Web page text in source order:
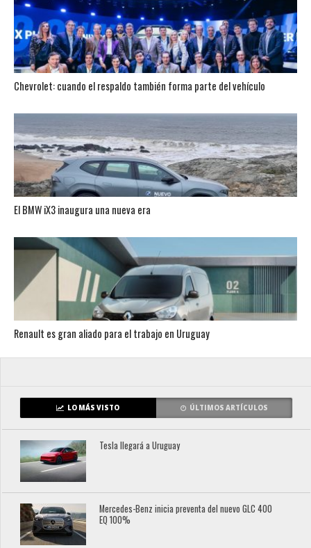
Chevrolet: cuando el respaldo también forma parte del vehículo
El BMW iX3 inaugura una nueva era
Renault es gran aliado para el trabajo en Uruguay
LO MÁS VISTO ÚLTIMOS ARTÍCULOS
Tesla llegará a Uruguay
Mercedes-Benz inicia preventa del nuevo GLC 400
EQ 100%